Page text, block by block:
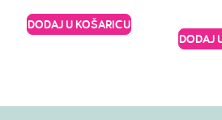
DODAJ U KOŠARICU
DODAJ